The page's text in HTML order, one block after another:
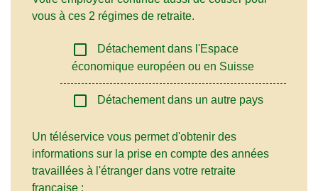
vous à ces 2 régimes de retraite.
check_box_outline_blank
Détachement dans l'Espace
économique européen ou en Suisse
check_box_outline_blank Détachement dans un autre pays
Un téléservice vous permet d'obtenir des
informations sur la prise en compte des années
travaillées à l'étranger dans votre retraite
française :